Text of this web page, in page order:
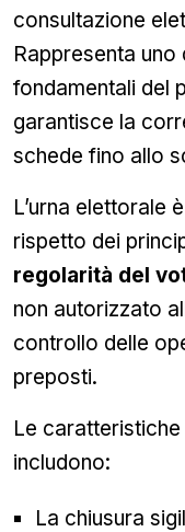
consultazione
Rappresenta uno
fondamentali del
garantisce la
schede fino allo
L’urna elettorale
rispetto dei
regolarità del
non autorizzato
controllo delle
preposti.
Le caratteristiche
includono:
La chiusura